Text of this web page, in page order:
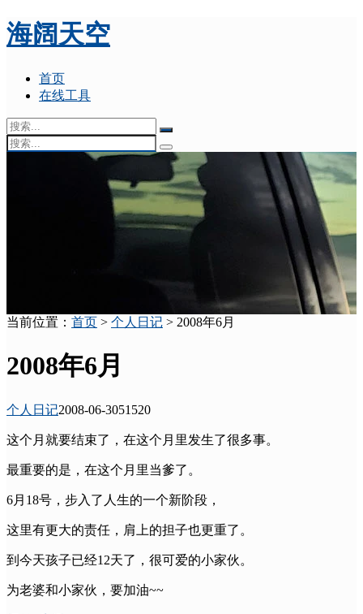
海阔天空
首页
在线工具
当前位置： 首页 > 个人日记 > 2008年6月
2008年6月
个人日记2008-06-3051520
这个月就要结束了，在这个月里发生了很多事。
最重要的是，在这个月里当爹了。
6月18号，步入了人生的一个新阶段，
这里有更大的责任，肩上的担子也更重了。
到今天孩子已经12天了，很可爱的小家伙。
为老婆和小家伙，要加油~~